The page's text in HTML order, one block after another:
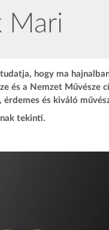
Mari
hogy ma
és a Nemzet
és kiváló
tekinti.